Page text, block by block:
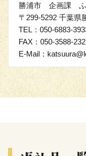
勝浦市 企画課 ふ
〒299-5292 千葉県
TEL：050-6883-
FAX：050-3588-
E-Mail：